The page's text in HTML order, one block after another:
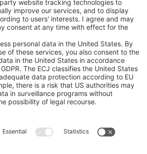
oraz gąsienic na koła maszyn
rachunków za treści
danych osobowych